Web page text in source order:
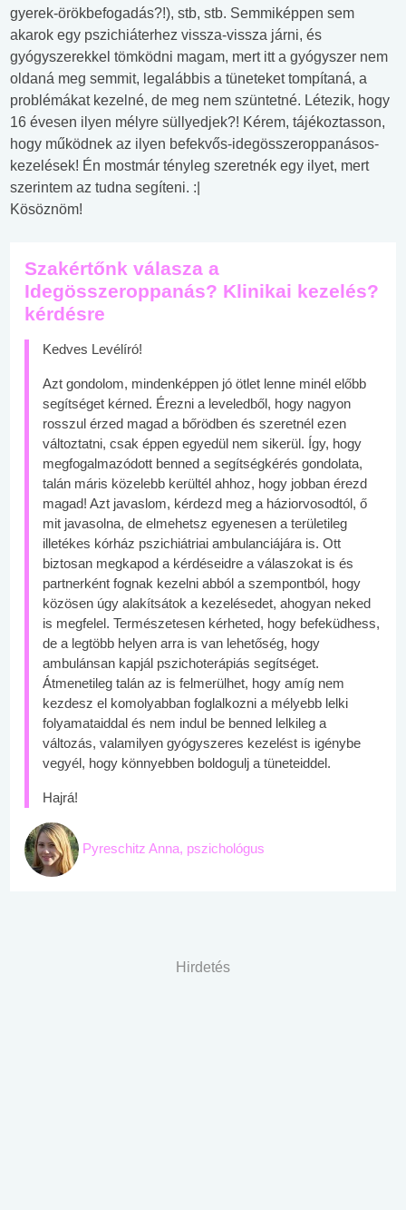
gyerek-örökbefogadás?!), stb, stb. Semmiképpen sem
akarok egy pszichiáterhez vissza-vissza járni, és
gyógyszerekkel tömködni magam, mert itt a gyógyszer nem
oldaná meg semmit, legalábbis a tüneteket tompítaná, a
problémákat kezelné, de meg nem szüntetné. Létezik, hogy
16 évesen ilyen mélyre süllyedjek?! Kérem, tájékoztasson,
hogy működnek az ilyen befekvős-idegösszeroppanásos-
kezelések! Én mostmár tényleg szeretnék egy ilyet, mert
szerintem az tudna segíteni. :|
Kösöznöm!
Szakértőnk válasza a
Idegösszeroppanás? Klinikai kezelés?
kérdésre
Kedves Levélíró!
Azt gondolom, mindenképpen jó ötlet lenne minél előbb
segítséget kérned. Érezni a leveledből, hogy nagyon
rosszul érzed magad a bőrödben és szeretnél ezen
változtatni, csak éppen egyedül nem sikerül. Így, hogy
megfogalmazódott benned a segítségkérés gondolata,
talán máris közelebb kerültél ahhoz, hogy jobban érezd
magad! Azt javaslom, kérdezd meg a háziorvosodtól, ő
mit javasolna, de elmehetsz egyenesen a területileg
illetékes kórház pszichiátriai ambulanciájára is. Ott
biztosan megkapod a kérdéseidre a válaszokat is és
partnerként fognak kezelni abból a szempontból, hogy
közösen úgy alakítsátok a kezelésedet, ahogyan neked
is megfelel. Természetesen kérheted, hogy befeküdhess,
de a legtöbb helyen arra is van lehetőség, hogy
ambulánsan kapjál pszichoterápiás segítséget.
Átmenetileg talán az is felmerülhet, hogy amíg nem
kezdesz el komolyabban foglalkozni a mélyebb lelki
folyamataiddal és nem indul be benned lelkileg a
változás, valamilyen gyógyszeres kezelést is igénybe
vegyél, hogy könnyebben boldogulj a tüneteiddel.
Hajrá!
Pyreschitz Anna, pszichológus
Hirdetés